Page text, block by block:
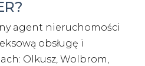
agent nieruchomości
obsługę i
Olkusz, Wolbrom,